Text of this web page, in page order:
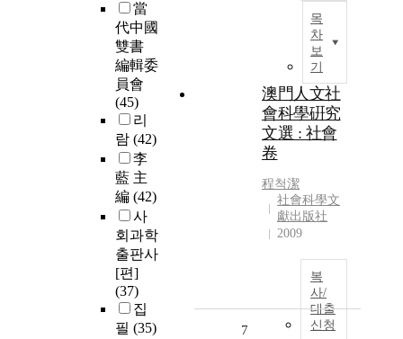
當
代中國
雙書
編輯委
員會
(45)
리
람 (42)
李
藍 主
編 (42)
사
회과학
출판사
[편]
(37)
집
필 (35)
목
차
보
기
澳門人文社
會科學硏究
文選 : 社會
卷
程척潔
社會科學文
獻出版社
2009
복
사/
대출
신청
7